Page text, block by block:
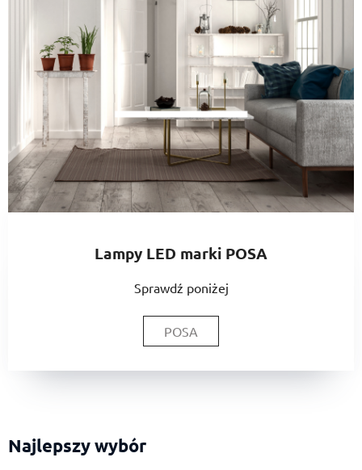
Lampy LED marki POSA
Sprawdź poniżej
POSA
Najlepszy wybór